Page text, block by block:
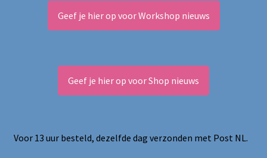
Geef je hier op voor Workshop nieuws
Geef je hier op voor Shop nieuws
Voor 13 uur besteld, dezelfde dag verzonden met Post NL.